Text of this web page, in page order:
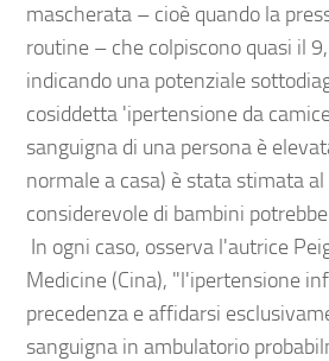
mascherata – cioè quando la
routine – che colpiscono quasi il
indicando una potenziale
cosiddetta 'ipertensione da
sanguigna di una persona è
normale a casa) è stata stimata
considerevole di bambini
In ogni caso, osserva l'autrice
Medicine (Cina), "l'ipertensione
precedenza e affidarsi
sanguigna in ambulatorio